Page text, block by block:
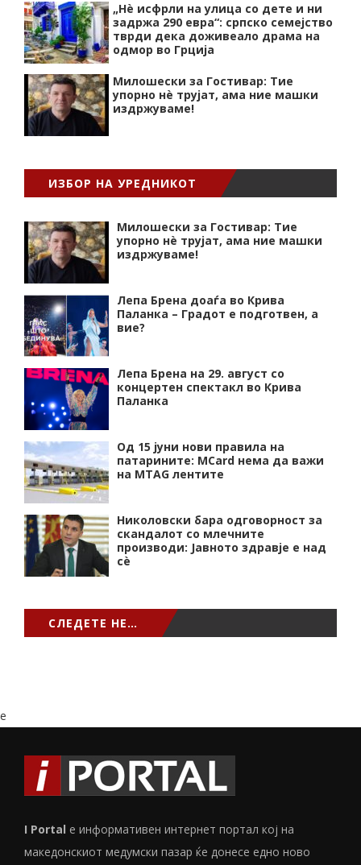
„Нѐ исфрли на улица со дете и ни
задржа 290 евра“: српско семејство
тврди дека доживеало драма на
одмор во Грција
Милошески за Гостивар: Тие
упорно нѐ трујат, ама ние машки
издржуваме!
ИЗБОР НА УРЕДНИКОТ
Милошески за Гостивар: Тие
упорно нѐ трујат, ама ние машки
издржуваме!
Лепа Брена доаѓа во Крива
Паланка – Градот е подготвен, а
вие?
Лепа Брена на 29. август со
концертен спектакл во Крива
Паланка
Од 15 јуни нови правила на
патарините: MCard нема да важи
на MTAG лентите
Николовски бара одговорност за
скандалот со млечните
производи: Јавното здравје е над
сѐ
СЛЕДЕТЕ НЕ…
e
I Portal е информативен интернет портал кој на
македонскиот медумски пазар ќе донесе едно ново